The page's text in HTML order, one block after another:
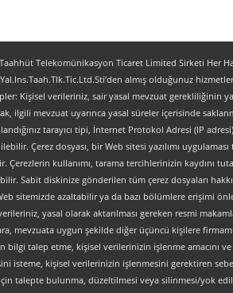
Telekomünikasyon Ticaret Limited Sirketi Her
almış olduğunuz
Kişisel verileriniz, sair yasal mevzuat gerekliliğinin
ilgili mevzuat uyarınca yasal süreler içerisinde
tarayıcı tipi, İnternet Protokol Adresi (IP
Çerez dosyası, bir Web sitesi yazılımı
kullanımı, tarama tercihlerinizin kaydını
Sabit diskinize gönderilen tüm çerez dosyaları
sitemizde azaltabilir ya da bazı bölümlere erişimi
yasal olarak aktarılması gereken resmi
mevzuata uygun şekilde diğer üçüncü kişilere
talep etme, kişisel verilerinizin işlenme amacını ve
isteme, kişisel verilerinizin işlenmesini gerektiren
talepte bulunma, düzeltilmesi veya silinmesi/yok